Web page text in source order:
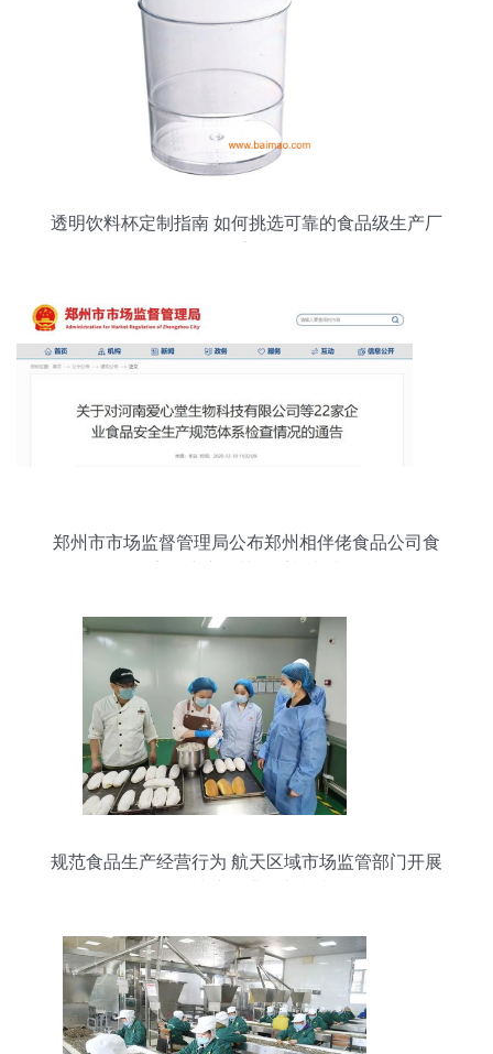
透明饮料杯定制指南 如何挑选可靠的食品级生产厂
郑州市市场监督管理局公布郑州相伴佬食品公司食
规范食品生产经营行为 航天区域市场监管部门开展